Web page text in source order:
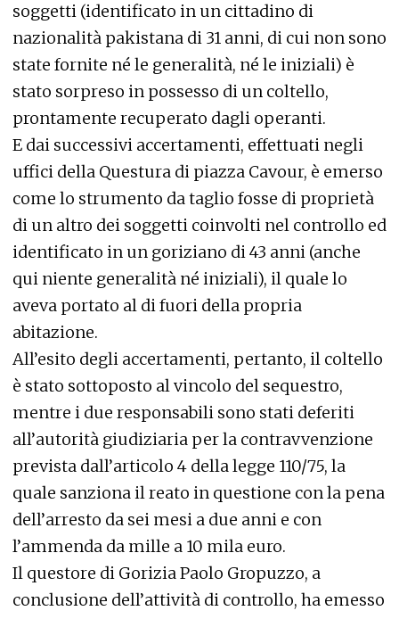
soggetti (identificato in un cittadino di
nazionalità pakistana di 31 anni, di cui non sono
state fornite né le generalità, né le iniziali) è
stato sorpreso in possesso di un coltello,
prontamente recuperato dagli operanti.
E dai successivi accertamenti, effettuati negli
uffici della Questura di piazza Cavour, è emerso
come lo strumento da taglio fosse di proprietà
di un altro dei soggetti coinvolti nel controllo ed
identificato in un goriziano di 43 anni (anche
qui niente generalità né iniziali), il quale lo
aveva portato al di fuori della propria
abitazione.
All’esito degli accertamenti, pertanto, il coltello
è stato sottoposto al vincolo del sequestro,
mentre i due responsabili sono stati deferiti
all’autorità giudiziaria per la contravvenzione
prevista dall’articolo 4 della legge 110/75, la
quale sanziona il reato in questione con la pena
dell’arresto da sei mesi a due anni e con
l’ammenda da mille a 10 mila euro.
Il questore di Gorizia Paolo Gropuzzo, a
conclusione dell’attività di controllo, ha emesso